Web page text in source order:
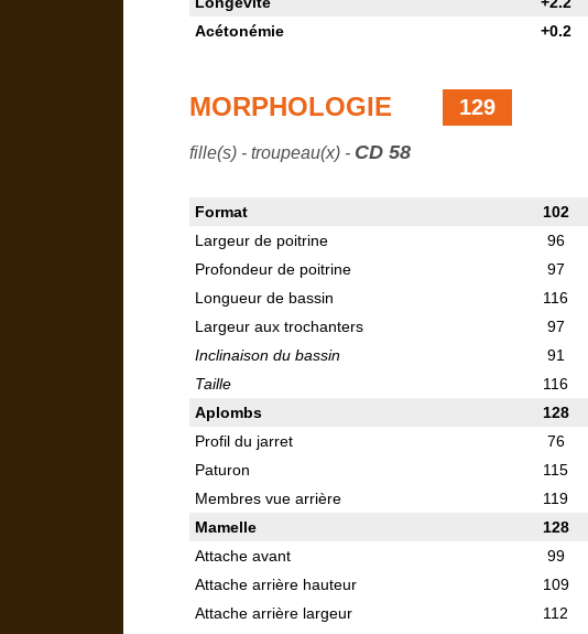
Acétonémie
+0.2
MORPHOLOGIE 129
fille(s) - troupeau(x) - CD 58
Format 102
Largeur de poitrine 96
Profondeur de poitrine 97
Longueur de bassin 116
Largeur aux trochanters 97
Inclinaison du bassin 91
Taille 116
Aplombs 128
Profil du jarret 76
Paturon 115
Membres vue arrière 119
Mamelle 128
Attache avant 99
Attache arrière hauteur 109
Attache arrière largeur 112